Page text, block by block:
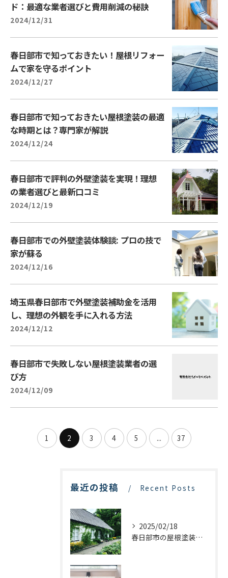
ド：最適な業者選びと費用削減の秘訣
2024/12/31
春日部市で知っておきたい！屋根リフォー
ムで家を守るポイント
2024/12/27
春日部市で知っておきたい屋根塗装の最適
な時期とは？専門家が解説
2024/12/24
春日部市で評判の外壁塗装を実現！理想
の業者選びと最新口コミ
2024/12/19
春日部市での外壁塗装体験談: プロの技で
家が蘇る
2024/12/16
埼玉県春日部市で外壁塗装補助金を活用
し、理想の外観を手に入れる方法
2024/12/12
春日部市で失敗しない屋根塗装業者の選
び方
2024/12/09
1 2 3 4 5 ... 37
最近の投稿 Recent Posts
2025/02/18
春日部市の屋根塗装：最適な業者選びで価格を抑える方法